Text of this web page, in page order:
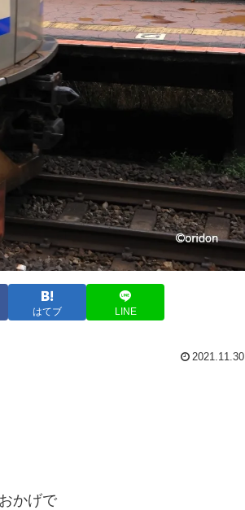
はてブ LINE
2021.11.30
かげで